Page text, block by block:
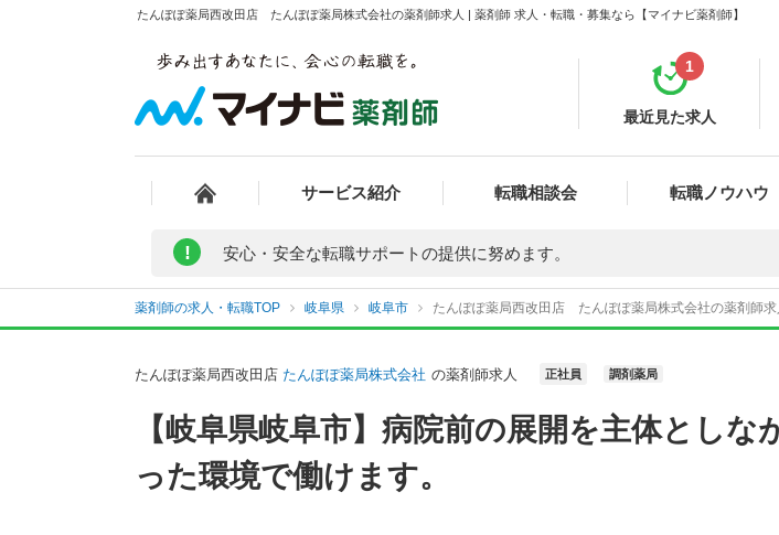
たんぽぽ薬局西改田店 たんぽぽ薬局株式会社の薬剤師求人 | 薬剤師 求人・転職・募集なら【マイナビ薬剤師】
最近見た求人
1
サービス紹介 転職相談会 転職ノウハウ
! 安心・安全な転職サポートの提供に努めます。
薬剤師の求人・転職TOP 岐阜県 岐阜市 たんぽぽ薬局西改田店 たんぽぽ薬局株式会社の薬剤師求
たんぽぽ薬局西改田店 たんぽぽ薬局株式会社 の薬剤師求人 正社員 調剤薬局
【岐阜県岐阜市】病院前の展開を主体とし
った環境で働けます。